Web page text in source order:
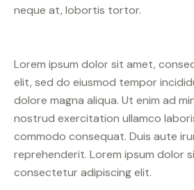
neque at, lobortis tortor.
Lorem ipsum dolor sit amet,
elit, sed do eiusmod tempor
dolore magna aliqua. Ut enim ad
nostrud exercitation ullamco
commodo consequat. Duis aute
reprehenderit. Lorem ipsum dolor
consectetur adipiscing elit.